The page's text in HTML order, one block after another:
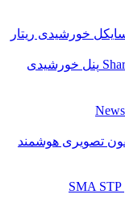
خورشیدی ریتار
پنل خورشیدی
تصویری هوشمند
اینورتر خورشیدی SMA STP